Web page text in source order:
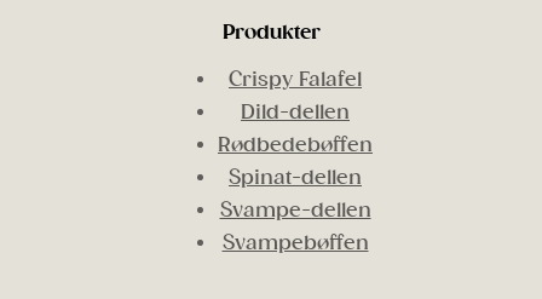
Produkter
Crispy Falafel
Dild-dellen
Rødbedebøffen
Spinat-dellen
Svampe-dellen
Svampebøffen